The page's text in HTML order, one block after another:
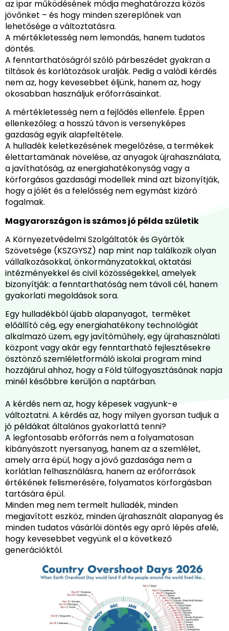
az ipar működésének módja meghatározza közös
jövőnket – és hogy minden szereplőnek van
lehetősége a változtatásra.
A mértékletesség nem lemondás, hanem tudatos
döntés.
A fenntarthatóságról szóló párbeszédet gyakran a
tiltások és korlátozások uralják. Pedig a valódi kérdés
nem az, hogy kevesebbet éljünk, hanem az, hogy
okosabban használjuk erőforrásainkat.
A mértékletesség nem a fejlődés ellenfele. Éppen
ellenkezőleg: a hosszú távon is versenyképes
gazdaság egyik alapfeltétele.
A hulladék keletkezésének megelőzése, a termékek
élettartamának növelése, az anyagok újrahasználata,
a javíthatóság, az energiahatékonyság vagy a
körforgásos gazdasági modellek mind azt bizonyítják,
hogy a jólét és a felelősség nem egymást kizáró
fogalmak.
Magyarországon is számos jó példa születik
A Környezetvédelmi Szolgáltatók és Gyártók
Szövetsége (KSZGYSZ) nap mint nap találkozik olyan
vállalkozásokkal, önkormányzatokkal, oktatási
intézményekkel és civil közösségekkel, amelyek
bizonyítják: a fenntarthatóság nem távoli cél, hanem
gyakorlati megoldások sora.
Egy hulladékból újabb alapanyagot, terméket
előállító cég, egy energiahatékony technológiát
alkalmazó üzem, egy javítóműhely, egy újrahasználati
központ vagy akár egy fenntartható fejlesztésekre
ösztönző szemléletformáló iskolai program mind
hozzájárul ahhoz, hogy a Föld túlfogyasztásának napja
minél későbbre kerüljön a naptárban.
A kérdés nem az, hogy képesek vagyunk-e
változtatni. A kérdés az, hogy milyen gyorsan tudjuk a
jó példákat általános gyakorlattá tenni?
A legfontosabb erőforrás nem a folyamatosan
kibányászott nyersanyag, hanem az a szemlélet,
amely arra épül, hogy a jövő gazdasága nem a
korlátlan felhasználásra, hanem az erőforrások
értékének felismerésére, folyamatos körforgásban
tartására épül.
Minden meg nem termelt hulladék, minden
megjavított eszköz, minden újrahasznált alapanyag és
minden tudatos vásárlói döntés egy apró lépés afelé,
hogy kevesebbet vegyünk el a következő
generációktól.